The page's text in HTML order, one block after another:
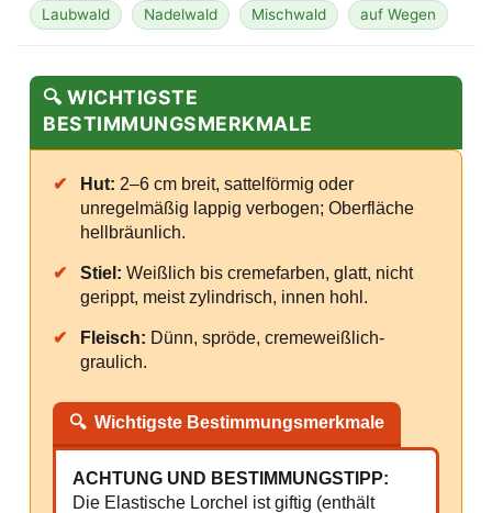
Laubwald Nadelwald Mischwald auf Wegen
🔍 WICHTIGSTE
BESTIMMUNGSMERKMALE
✔ Hut: 2–6 cm breit, sattelförmig oder
unregelmäßig lappig verbogen; Oberfläche
hellbräunlich.
✔ Stiel: Weißlich bis cremefarben, glatt, nicht
gerippt, meist zylindrisch, innen hohl.
✔ Fleisch: Dünn, spröde, cremeweißlich-
graulich.
🔍 Wichtigste Bestimmungsmerkmale
ACHTUNG UND BESTIMMUNGSTIPP:
Die Elastische Lorchel ist giftig (enthält